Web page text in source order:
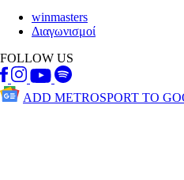
winmasters
Διαγωνισμοί
FOLLOW US
ADD METROSPORT TO